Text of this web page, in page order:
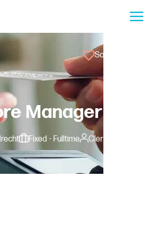
Save vacancy
Manager
Fixed - Fulltime Clerk